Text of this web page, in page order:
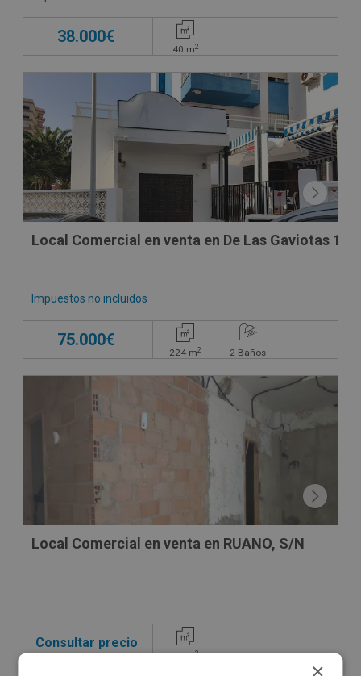
38.000€
40 m2
Local Comercial en venta en De Las Gaviotas 18
Impuestos no incluidos
75.000€
224 m2 2 Baños
CONDICIONES ESPECIALES
Local Comercial en venta en RUANO, S/N
Consultar precio
58m2
×